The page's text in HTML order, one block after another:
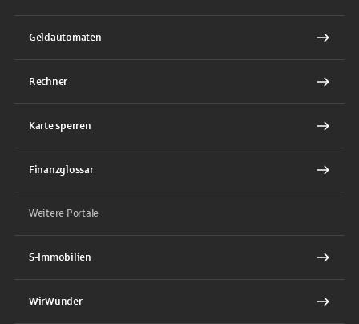
Geldautomaten
Rechner
Karte sperren
Finanzglossar
Weitere Portale
S-Immobilien
WirWunder